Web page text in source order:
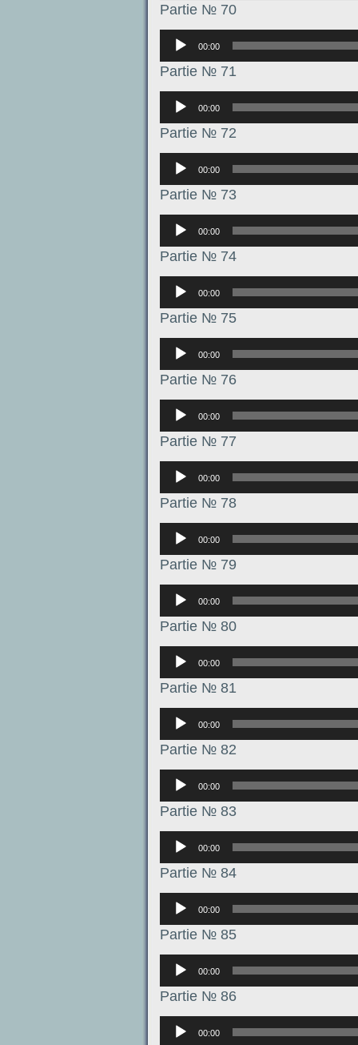
Partie № 70
Аудиоплеер
00:00
Partie № 71
Аудиоплеер
00:00
Partie № 72
Аудиоплеер
00:00
Partie № 73
Аудиоплеер
00:00
Partie № 74
Аудиоплеер
00:00
Partie № 75
Аудиоплеер
00:00
Partie № 76
Аудиоплеер
00:00
Partie № 77
Аудиоплеер
00:00
Partie № 78
Аудиоплеер
00:00
Partie № 79
Аудиоплеер
00:00
Partie № 80
Аудиоплеер
00:00
Partie № 81
Аудиоплеер
00:00
Partie № 82
Аудиоплеер
00:00
Partie № 83
Аудиоплеер
00:00
Partie № 84
Аудиоплеер
00:00
Partie № 85
Аудиоплеер
00:00
Partie № 86
Аудиоплеер
00:00